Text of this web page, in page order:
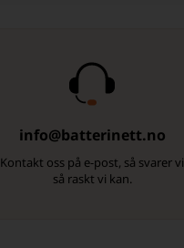
info@batterinett.no
Kontakt oss på e-post, så svarer vi
så raskt vi kan.